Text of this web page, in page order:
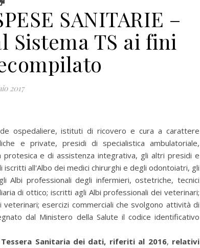
SANITARIE –
Sistema TS ai fini
2017
ospedaliere, istituti di ricovero e cura a carattere
e private, presidi di specialistica ambulatoriale,
e di assistenza integrativa, gli altri presidi e
all'Albo dei medici chirurghi e degli odontoiatri, gli
Albi professionali degli infermieri, ostetriche, tecnici
di ottico; iscritti agli Albi professionali dei veterinari;
esercizi commerciali che svolgono attività di
dal Ministero della Salute il codice identificativo
Sanitaria dei dati, riferiti al 2016, relativi